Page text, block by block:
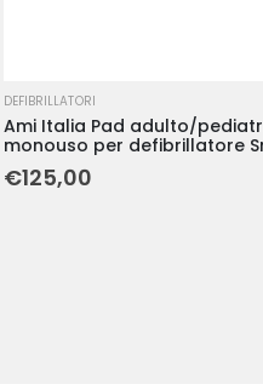
DEFIBRILLATORI
Ami Italia Pad adulto/
monouso per defibrillatore
Saver e Smarty Saver GEO
€125,00